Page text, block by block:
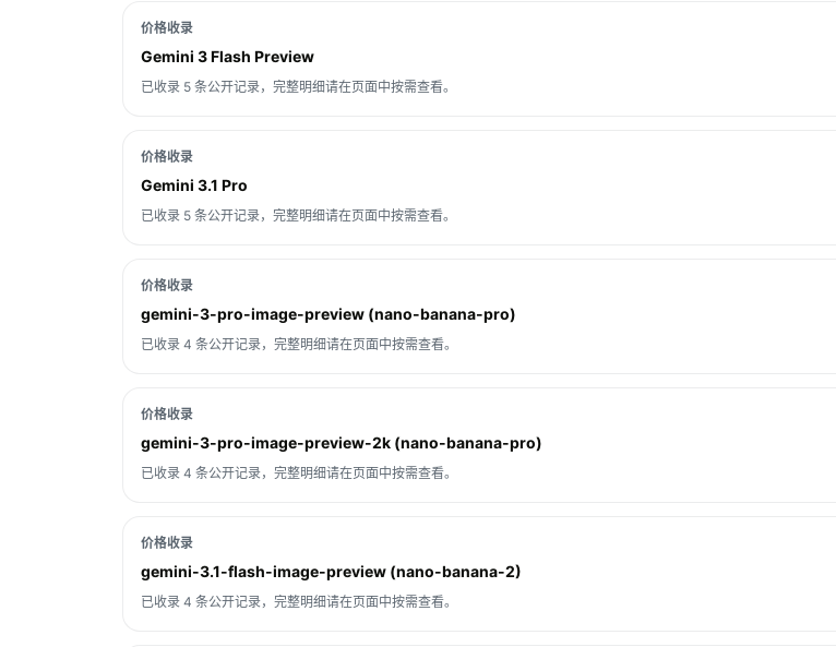
价格收录
Gemini 3 Flash Preview
已收录 5 条公开记录，完整明细请在页面中按需查看。
价格收录
Gemini 3.1 Pro
已收录 5 条公开记录，完整明细请在页面中按需查看。
价格收录
gemini-3-pro-image-preview (nano-banana-pro)
已收录 4 条公开记录，完整明细请在页面中按需查看。
价格收录
gemini-3-pro-image-preview-2k (nano-banana-pro)
已收录 4 条公开记录，完整明细请在页面中按需查看。
价格收录
gemini-3.1-flash-image-preview (nano-banana-2)
已收录 4 条公开记录，完整明细请在页面中按需查看。